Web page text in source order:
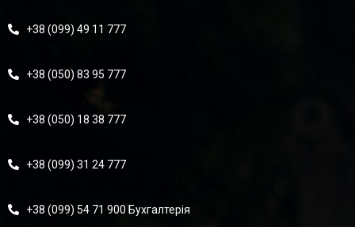
+38 (099) 49 11 777
+38 (050) 83 95 777
+38 (050) 18 38 777
+38 (099) 31 24 777
+38 (099) 54 71 900 Бухгалтерія